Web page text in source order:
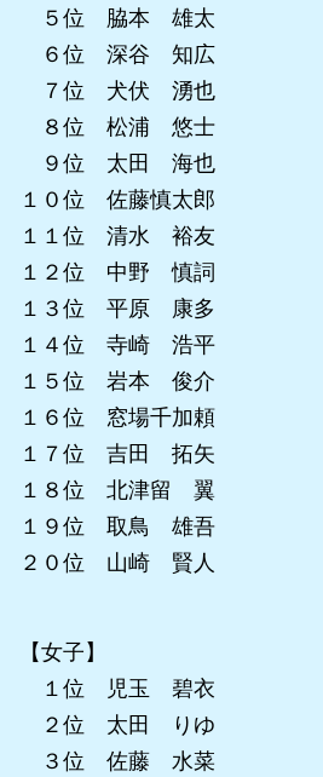
５位 脇本 雄太
６位 深谷 知広
７位 犬伏 湧也
８位 松浦 悠士
９位 太田 海也
１０位 佐藤慎太郎
１１位 清水 裕友
１２位 中野 慎詞
１３位 平原 康多
１４位 寺崎 浩平
１５位 岩本 俊介
１６位 窓場千加頼
１７位 吉田 拓矢
１８位 北津留 翼
１９位 取鳥 雄吾
２０位 山崎 賢人
【女子】
１位 児玉 碧衣
２位 太田 りゆ
３位 佐藤 水菜